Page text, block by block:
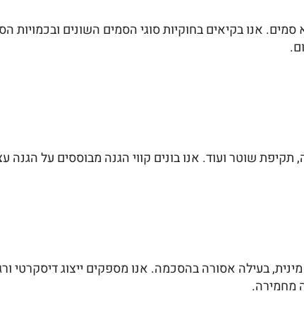
סמים. אנו בקיאים בחוקיות סוגי הסמים השונים
שוטר ועוד. אנו בונים קווי הגנה מבוססים על הגנה
בעילה אסורה בהסכמה. אנו מספקים ייצוג דיסקרטי
מחמירה.